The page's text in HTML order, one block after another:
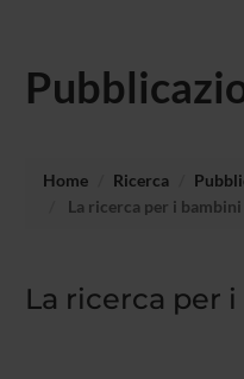
Home Ricerca
La ricerca per i bambini
La ricerca per